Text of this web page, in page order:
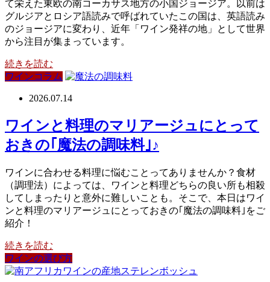
て栄えた東欧の南コーカサス地方の小国ジョージア。以前は
グルジアとロシア語読みで呼ばれていたこの国は、英語読み
のジョージアに変わり、近年「ワイン発祥の地」として世界
から注目が集まっています。
続きを読む
ワインコラム
2026.07.14
ワインと料理のマリアージュにとって
おきの｢魔法の調味料｣♪
ワインに合わせる料理に悩むことってありませんか？食材
（調理法）によっては、ワインと料理どちらの良い所も相殺
してしまったりと意外に難しいことも。そこで、本日はワイ
ンと料理のマリアージュにとっておきの｢魔法の調味料｣をご
紹介！
続きを読む
ワインの選び方